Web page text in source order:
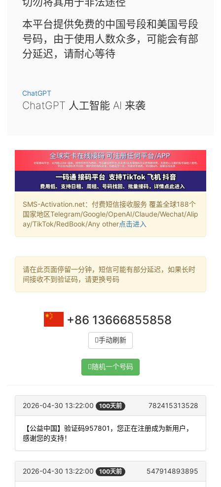
本平台提供免费的中国号段和美国号段
号码，由于使用人数众多，可能会有部
分延迟，请耐心等待
ChatGPT
ChatGPT 人工智能 AI 来袭
SMS-Activation.net：付费短信接收服务 覆盖全球188个
国家地区Telegram/Google/OpenAI/Claude/Wechat/Alip
ay/TikTok/RedBook/Any other点击进入
请在此页面停留一分钟，短信可能有部分延迟，如果长时
间接收不到验证码，请更换号码
+86 13666855858
手动刷新
随机一个号码
2026-04-30 13:22:00 100天前 782415313528
【公益中国】验证码957801，您正在注册成为新用户，
感谢您的支持！
2026-04-30 13:22:00 100天前 547914893895